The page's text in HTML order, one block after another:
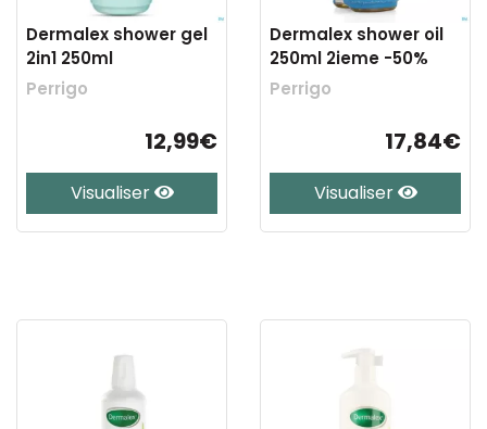
Dermalex shower gel
2in1 250ml
Perrigo
12,99€
Visualiser
Dermalex shower oil
250ml 2ieme -50%
Perrigo
17,84€
Visualiser